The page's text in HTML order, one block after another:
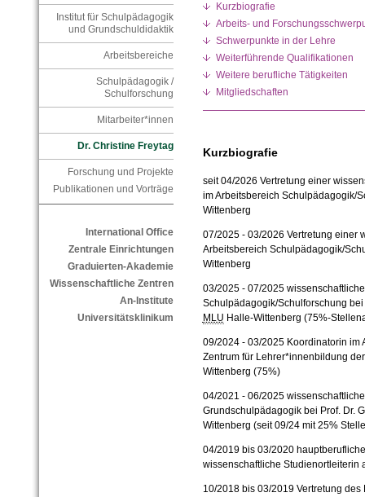
Institut für Schulpädagogik
und Grundschuldidaktik
Arbeitsbereiche
Schulpädagogik /
Schulforschung
Mitarbeiter*innen
Dr. Christine Freytag
Forschung und Projekte
Publikationen und Vorträge
International Office
Zentrale Einrichtungen
Graduierten-Akademie
Wissenschaftliche Zentren
An-Institute
Universitätsklinikum
Kurzbiografie
Arbeits- und
Schwerpunkte in der Lehre
Weiterführende Qualifikationen
Weitere berufliche Tätigkeiten
Mitgliedschaften
Kurzbiografie
seit 04/2026 Vertretung einer
im Arbeitsbereich Schulpädagogik/
Wittenberg
07/2025 - 03/2026 Vertretung einer
Arbeitsbereich Schulpädagogik/
Wittenberg
03/2025 - 07/2025
Schulpädagogik/Schulforschung
MLU Halle-Wittenberg (75%-
09/2024 - 03/2025 Koordinatorin im
Zentrum für Lehrer*innenbildung
Wittenberg (75%)
04/2021 - 06/2025
Grundschulpädagogik bei Prof. Dr.
Wittenberg (seit 09/24 mit 25%
04/2019 bis 03/2020
wissenschaftliche Studienortleiterin
10/2018 bis 03/2019 Vertretung